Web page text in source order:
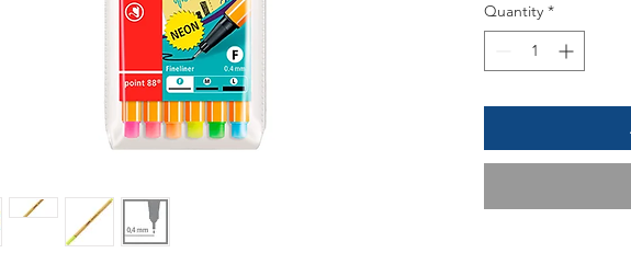
Quantity *